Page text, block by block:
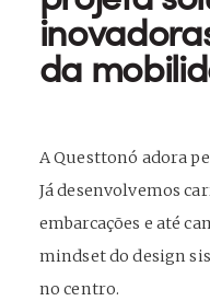
da
A Questtonó adora
Já desenvolvemos
embarcações e até
mindset do design
no centro.